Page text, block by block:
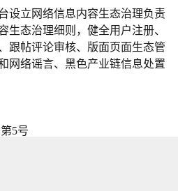
设立网络信息内容生态治理负责
生态治理细则，健全用户注册、
跟帖评论审核、版面页面生态管
网络谣言、黑色产业链信息处置
5号